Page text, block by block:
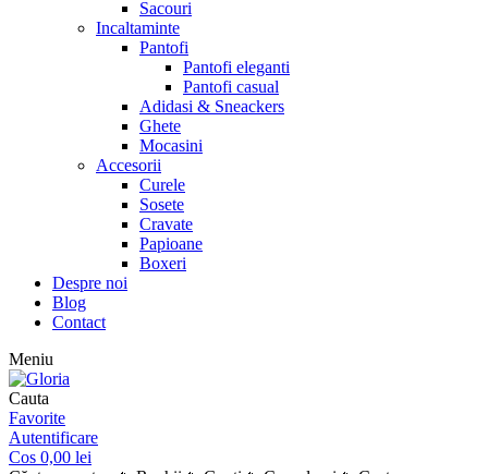
Sacouri
Incaltaminte
Pantofi
Pantofi eleganti
Pantofi casual
Adidasi & Sneackers
Ghete
Mocasini
Accesorii
Curele
Sosete
Cravate
Papioane
Boxeri
Despre noi
Blog
Contact
Meniu
Cauta
Favorite
Autentificare
Cos 0,00 lei